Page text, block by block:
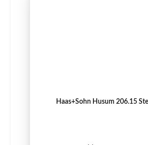
Haas+Sohn Husum 206.15